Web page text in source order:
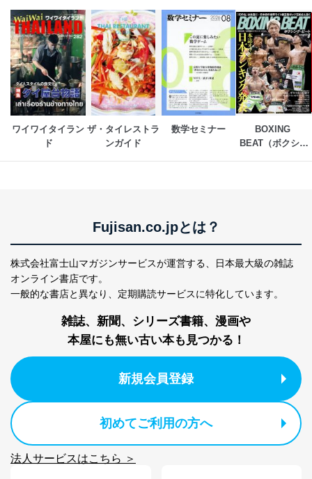
ワイワイタイラン
ド
ザ・タイレストラ
ンガイド
数学セミナー
BOXING
BEAT（ボクシン
Fujisan.co.jpとは？
株式会社富士山マガジンサービスが運営する、
日本最大級の雑誌
オンライン書店です。
一般的な書店と異なり、 定期購読サービスに特化しています。
雑誌、新聞、シリーズ書籍、漫画や
本屋にも無い古い本も見つかる！
新規会員登録
初めてご利用の方へ
法人サービスはこちら ＞